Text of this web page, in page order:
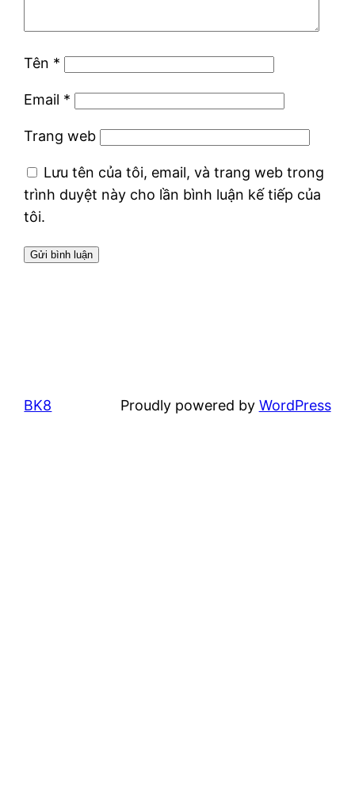
Tên *
Email *
Trang web
Lưu tên của tôi, email, và trang web trong
trình duyệt này cho lần bình luận kế tiếp của
tôi.
BK8 Proudly powered by WordPress